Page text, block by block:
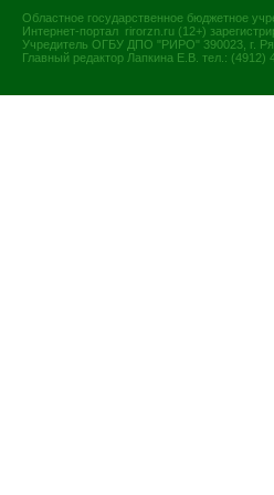
Областное государственное бюджетное
Интернет-портал rirorzn.ru (12+)
Учредитель ОГБУ ДПО "РИРО" 390023, г.
Главный редактор Лапкина Е.В. тел.: (4912)